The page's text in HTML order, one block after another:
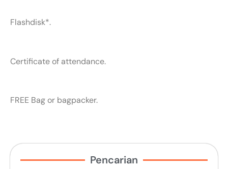
Flashdisk*.
Certificate of attendance.
FREE Bag or bagpacker.
Pencarian